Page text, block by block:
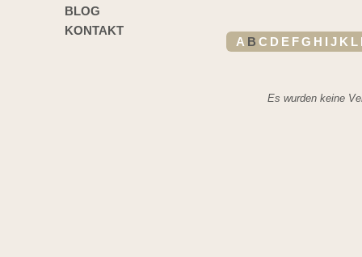
BLOG
KONTAKT
A B C D E FG H I J K L
Es wurden keine